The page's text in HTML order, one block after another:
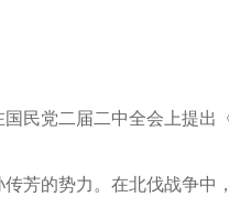
党二届二中全会上提出
的势力。在北伐战争中